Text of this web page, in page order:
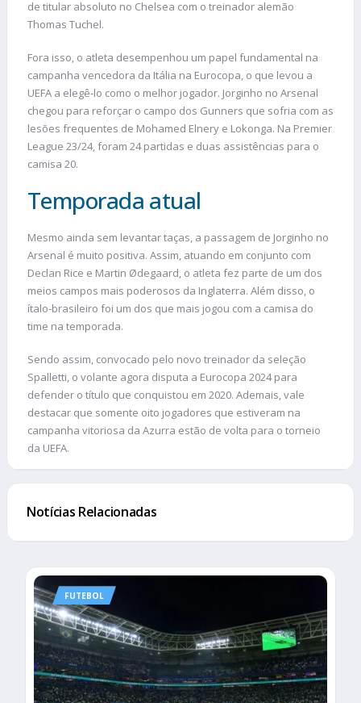
de titular absoluto no Chelsea com o treinador alemão
Thomas Tuchel.
Fora isso, o atleta desempenhou um papel fundamental na
campanha vencedora da Itália na Eurocopa, o que levou a
UEFA a elegê-lo como o melhor jogador. Jorginho no Arsenal
chegou para reforçar o campo dos Gunners que sofria com as
lesões frequentes de Mohamed Elnery e Lokonga. Na Premier
League 23/24, foram 24 partidas e duas assistências para o
camisa 20.
Temporada atual
Mesmo ainda sem levantar taças, a passagem de Jorginho no
Arsenal é muito positiva. Assim, atuando em conjunto com
Declan Rice e Martin Ødegaard, o atleta fez parte de um dos
meios campos mais poderosos da Inglaterra. Além disso, o
ítalo-brasileiro foi um dos que mais jogou com a camisa do
time na temporada.
Sendo assim, convocado pelo novo treinador da seleção
Spalletti, o volante agora disputa a Eurocopa 2024 para
defender o título que conquistou em 2020. Ademais, vale
destacar que somente oito jogadores que estiveram na
campanha vitoriosa da Azurra estão de volta para o torneio
da UEFA.
Notícias Relacionadas
FUTEBOL